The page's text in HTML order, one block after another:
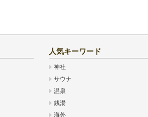
人気キーワード
神社
サウナ
温泉
銭湯
海外